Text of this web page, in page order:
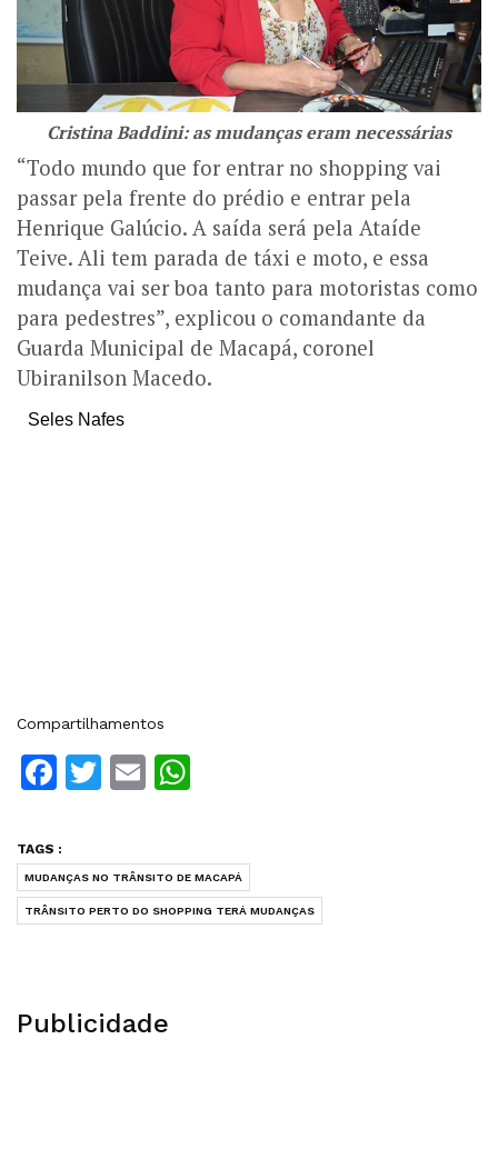
Cristina Baddini: as mudanças eram necessárias
“Todo mundo que for entrar no shopping vai
passar pela frente do prédio e entrar pela
Henrique Galúcio. A saída será pela Ataíde
Teive. Ali tem parada de táxi e moto, e essa
mudança vai ser boa tanto para motoristas como
para pedestres”, explicou o comandante da
Guarda Municipal de Macapá, coronel
Ubiranilson Macedo.
Seles Nafes
Compartilhamentos
Facebook
Twitter
Email
TAGS :
MUDANÇAS NO TRÂNSITO DE MACAPÁ
TRÂNSITO PERTO DO SHOPPING TERÁ MUDANÇAS
Publicidade